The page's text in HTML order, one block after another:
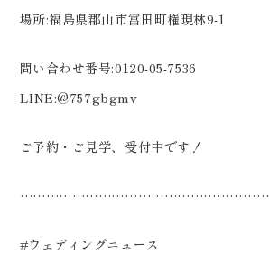
場所:福島県郡山市富田町権現林9-1
問い合わせ番号:0120-05-7536
LINE:@757gbgmv
ご予約・ご見学、受付中です！
…………………………………………………
#ウェディングニュース